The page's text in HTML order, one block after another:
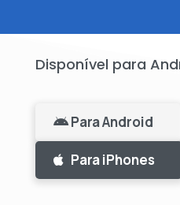
Disponível para
Para Android
Para iPhones